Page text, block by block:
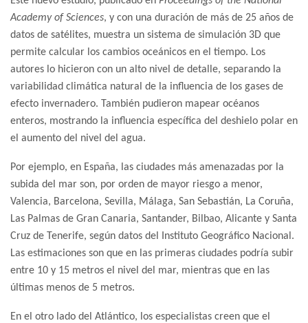
Academy of Sciences, y con una duración de más de 25 años de
datos de satélites, muestra un sistema de simulación 3D que
permite calcular los cambios oceánicos en el tiempo. Los
autores lo hicieron con un alto nivel de detalle, separando la
variabilidad climática natural de la influencia de los gases de
efecto invernadero. También pudieron mapear océanos
enteros, mostrando la influencia específica del deshielo polar en
el aumento del nivel del agua.
Por ejemplo, en España, las ciudades más amenazadas por la
subida del mar son, por orden de mayor riesgo a menor,
Valencia, Barcelona, Sevilla, Málaga, San Sebastián, La Coruña,
Las Palmas de Gran Canaria, Santander, Bilbao, Alicante y Santa
Cruz de Tenerife, según datos del Instituto Geográfico Nacional.
Las estimaciones son que en las primeras ciudades podría subir
entre 10 y 15 metros el nivel del mar, mientras que en las
últimas menos de 5 metros.
En el otro lado del Atlántico, los especialistas creen que el